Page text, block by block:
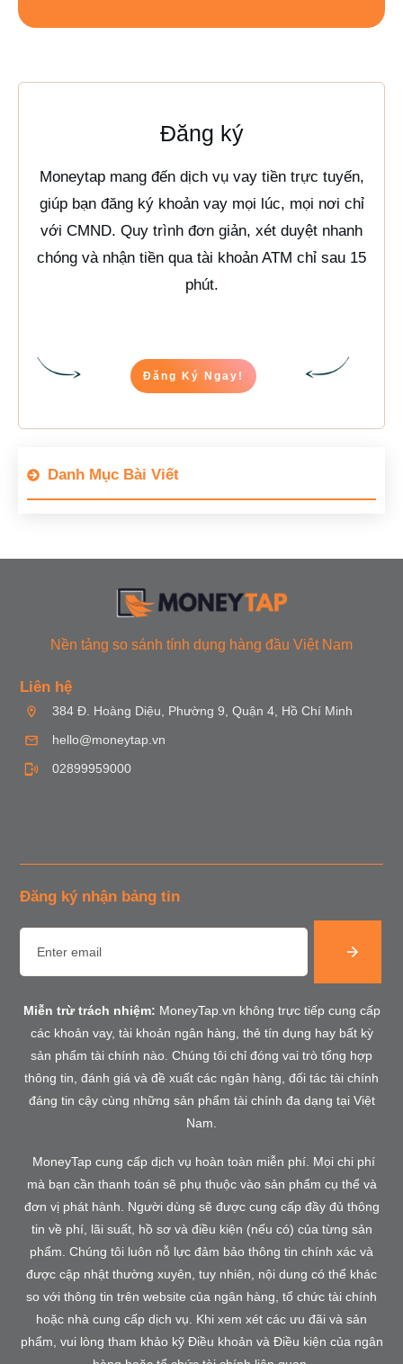
Đăng ký
Moneytap mang đến dịch vụ vay tiền trực tuyến,
giúp bạn đăng ký khoản vay mọi lúc, mọi nơi chỉ
với CMND. Quy trình đơn giản, xét duyệt nhanh
chóng và nhận tiền qua tài khoản ATM chỉ sau 15
phút.
Đăng Ký Ngay!
Danh Mục Bài Viết
Nền tảng so sánh tính dụng hàng đầu Việt Nam
Liên hệ
384 Đ. Hoàng Diệu, Phường 9, Quận 4, Hồ Chí Minh
hello@moneytap.vn
02899959000
Đăng ký nhận bảng tin
Miễn trừ trách nhiệm: MoneyTap.vn không trực tiếp cung cấp
các khoản vay, tài khoản ngân hàng, thẻ tín dụng hay bất kỳ
sản phẩm tài chính nào. Chúng tôi chỉ đóng vai trò tổng hợp
thông tin, đánh giá và đề xuất các ngân hàng, đối tác tài chính
đáng tin cậy cùng những sản phẩm tài chính đa dạng tại Việt
Nam.
MoneyTap cung cấp dịch vụ hoàn toàn miễn phí. Mọi chi phí
mà bạn cần thanh toán sẽ phụ thuộc vào sản phẩm cụ thể và
đơn vị phát hành. Người dùng sẽ được cung cấp đầy đủ thông
tin về phí, lãi suất, hồ sơ và điều kiện (nếu có) của từng sản
phẩm. Chúng tôi luôn nỗ lực đảm bảo thông tin chính xác và
được cập nhật thường xuyên, tuy nhiên, nội dung có thể khác
so với thông tin trên website của ngân hàng, tổ chức tài chính
hoặc nhà cung cấp dịch vụ. Khi xem xét các ưu đãi và sản
phẩm, vui lòng tham khảo kỹ Điều khoản và Điều kiện của ngân